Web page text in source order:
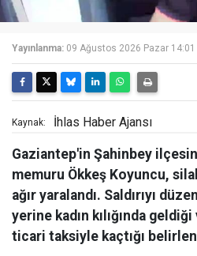
Yayınlanma: 09 Ağustos 2026 Pazar 14:01
Kaynak: İhlas Haber Ajansı
Gaziantep'in Şahinbey
memuru Ökkeş Koyuncu,
ağır yaralandı. Saldırıyı
yerine kadın kılığında geldiği
ticari taksiyle kaçtığı